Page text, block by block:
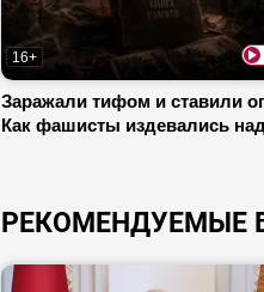
16+
Заражали тифом и ставили
Как фашисты издевались
РЕКОМЕНДУЕМЫЕ